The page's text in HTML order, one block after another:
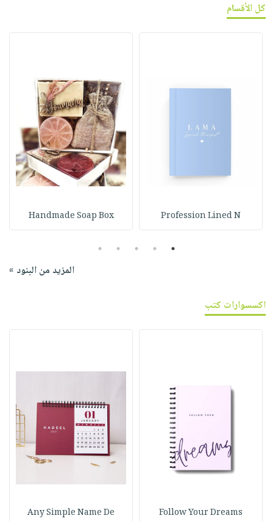
كل الأقسام
Profession Lined N
Handmade Soap Box
1
2
3
4
5
المزيد من البنود »
اكسسوارات كتب
Follow Your Dreams
Any Simple Name De